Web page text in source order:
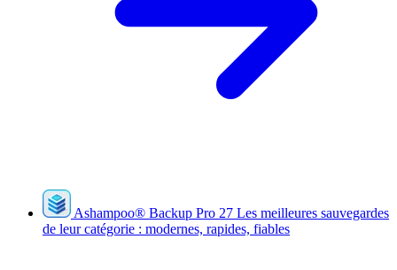
Ashampoo® Backup Pro 27 Les meilleures sauvegardes
de leur catégorie : modernes, rapides, fiables